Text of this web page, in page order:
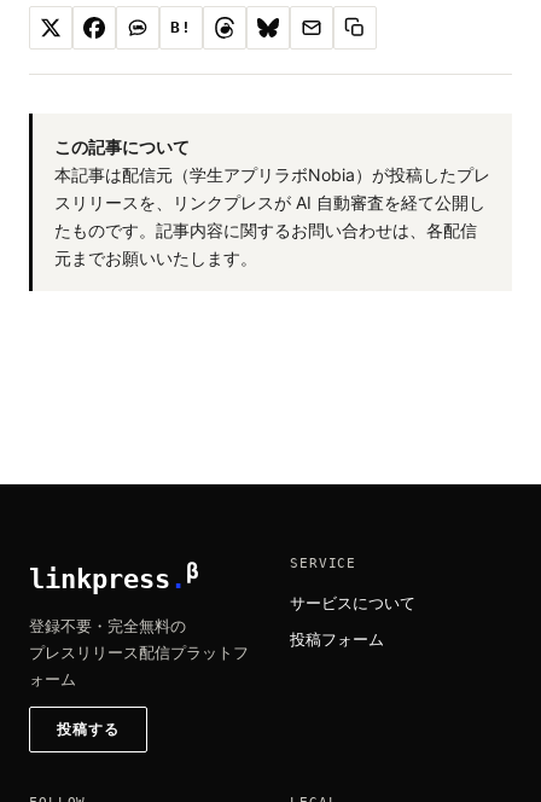
B!
この記事について
本記事は配信元（学生アプリラボNobia）が投稿したプレ
スリリースを、リンクプレスが AI 自動審査を経て公開し
たものです。記事内容に関するお問い合わせは、各配信
元までお願いいたします。
linkpress . β
登録不要・完全無料の
プレスリリース配信プラットフ
ォーム
投稿する
SERVICE
サービスについて
投稿フォーム